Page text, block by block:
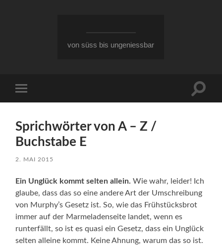
von süss bis ungeniessbar
Menü
Sprichwörter von A – Z /
Buchstabe E
2. MAI 2015
Ein Unglück kommt selten allein.Wie wahr, leider! Ich
glaube, dass das so eine andere Art der Umschreibung
von Murphy’s Gesetz ist. So, wie das Frühstücksbrot
immer auf der Marmeladenseite landet, wenn es
runterfällt, so ist es quasi ein Gesetz, dass ein Unglück
selten alleine kommt. Keine Ahnung, warum das so ist.